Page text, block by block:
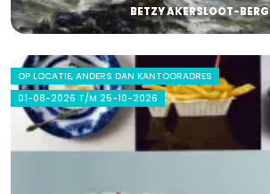
BETZY AKERSLOOT-BERG
OP LOCATIE, ANDERS DAN KANTOORADRES
01-08-2026 T/M 25-10-2026